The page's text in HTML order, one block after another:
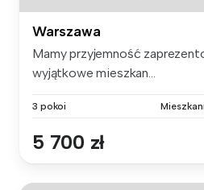
Warszawa
Mamy przyjemność
wyjątkowe mieszkan...
3 pokoi
5 700 zł